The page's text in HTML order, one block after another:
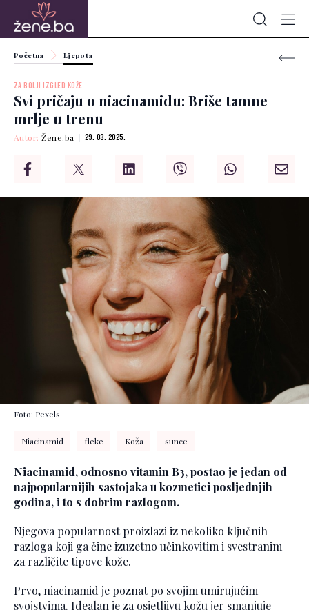
Početna Ljepota
ZA BOLJI IZGLED KOŽE
Svi pričaju o niacinamidu: Briše tamne
mrlje u trenu
Autor:Žene.ba 29. 03. 2025.
Foto: Pexels
Niacinamid fleke Koža sunce
Niacinamid, odnosno vitamin B3, postao je jedan od
najpopularnijih sastojaka u kozmetici posljednjih
godina, i to s dobrim razlogom.
Njegova popularnost proizlazi iz nekoliko ključnih
razloga koji ga čine izuzetno učinkovitim i svestranim
za različite tipove kože.
Prvo, niacinamid je poznat po svojim umirujućim
svojstvima. Idealan je za osjetljivu kožu jer smanjuje